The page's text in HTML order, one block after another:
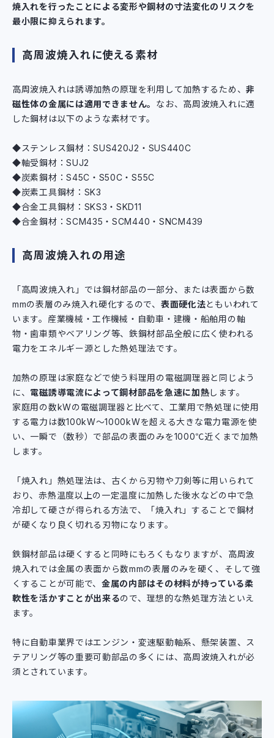
焼入れを行ったことによる変形や鋼材の寸法変化のリスクを
最小限に抑えられます。
高周波焼入れに使える素材
高周波焼入れは誘導加熱の原理を利用して加熱するため、非
磁性体の金属には適用できません。 なお、高周波焼入れに適
した鋼材は以下のような素材です。
◆ステンレス鋼材：SUS420J2・SUS440C
◆軸受鋼材：SUJ2
◆炭素鋼材：S45C・S50C・S55C
◆炭素工具鋼材：SK3
◆合金工具鋼材：SKS3・SKD11
◆合金鋼材：SCM435・SCM440・SNCM439
高周波焼入れの用途
「高周波焼入れ」では鋼材部品の一部分、または表面から数
mmの表層のみ焼入れ硬化するので、 表面硬化法ともいわれて
います。産業機械・工作機械・自動車・建機・船舶用の軸
物・歯車類やベアリング等、鉄鋼材部品全般に広く使われる
電力をエネルギー源とした熱処理法です。
加熱の原理は家庭などで使う料理用の電磁調理器と同じよう
に、 電磁誘導電流によって鋼材部品を急速に加熱します。
家庭用の数kWの電磁調理器と比べて、工業用で熱処理に使用
する電力は数100kW～1000kWを超える大きな電力電源を使
い、一瞬で（数秒）で部品の表面のみを1000℃近くまで加熱
します。
「焼入れ」熱処理法は、古くから刃物や刀剣等に用いられて
おり、赤熱温度以上の一定温度に加熱した後水などの中で急
冷却して硬さが得られる方法で、「焼入れ」することで鋼材
が硬くなり良く切れる刃物になります。
鉄鋼材部品は硬くすると同時にもろくもなりますが、高周波
焼入れでは金属の表面から数mmの表層のみを硬く、そして強
くすることが可能で、 金属の内部はその材料が持っている柔
軟性を活かすことが出来るので、理想的な熱処理方法といえ
ます。
特に自動車業界ではエンジン・変速駆動軸系、懸架装置、ス
テアリング等の重要可動部品の多くには、高周波焼入れが必
須とされています。